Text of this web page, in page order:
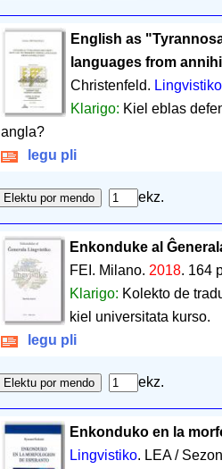
English as
languages from
Christenfeld. Lingvistiko
Klarigo: Kiel eblas
angla?
legu pli
ekz.
Enkonduke al
FEI. Milano. 2018. 164
Klarigo: Kolekto de
kiel universitata kurso.
legu pli
ekz.
Enkonduko en la
Lingvistiko. LEA /